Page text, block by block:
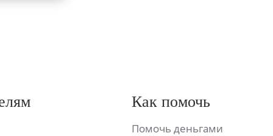
Как помочь
Помочь деньгами